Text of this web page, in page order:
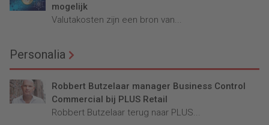
mogelijk
Valutakosten zijn een bron van...
Personalia
Robbert Butzelaar manager Business Control
Commercial bij PLUS Retail
Robbert Butzelaar terug naar PLUS...